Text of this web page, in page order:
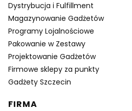
Dystrybucja i Fulfillment
Magazynowanie Gadżetów
Programy Lojalnościowe
Pakowanie w Zestawy
Projektowanie Gadżetów
Firmowe sklepy za punkty
Gadżety Szczecin
FIRMA